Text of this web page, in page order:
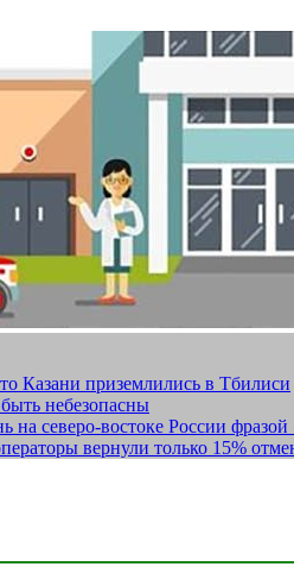
Казани приземлились в Тбилиси
небезопасны
на северо-востоке России
вернули только 15%